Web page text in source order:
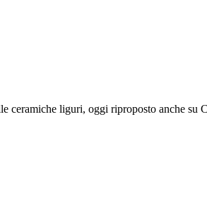
ceramiche liguri, oggi riproposto anche su